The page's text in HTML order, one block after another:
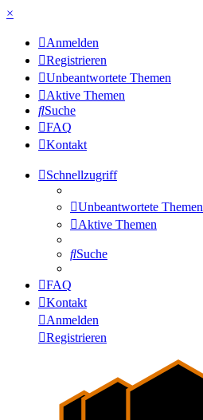
×
Anmelden
Registrieren
Unbeantwortete Themen
Aktive Themen
Suche
FAQ
Kontakt
Schnellzugriff
Unbeantwortete Themen
Aktive Themen
Suche
FAQ
Kontakt
Anmelden
Registrieren